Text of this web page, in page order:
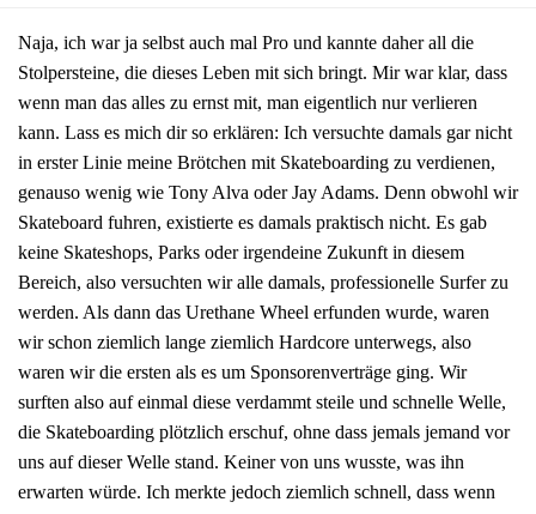
Naja, ich war ja selbst auch mal Pro und kannte daher all die
Stolpersteine, die dieses Leben mit sich bringt. Mir war klar, dass
wenn man das alles zu ernst mit, man eigentlich nur verlieren
kann. Lass es mich dir so erklären: Ich versuchte damals gar nicht
in erster Linie meine Brötchen mit Skateboarding zu verdienen,
genauso wenig wie Tony Alva oder Jay Adams. Denn obwohl wir
Skateboard fuhren, existierte es damals praktisch nicht. Es gab
keine Skateshops, Parks oder irgendeine Zukunft in diesem
Bereich, also versuchten wir alle damals, professionelle Surfer zu
werden. Als dann das Urethane Wheel erfunden wurde, waren
wir schon ziemlich lange ziemlich Hardcore unterwegs, also
waren wir die ersten als es um Sponsorenverträge ging. Wir
surften also auf einmal diese verdammt steile und schnelle Welle,
die Skateboarding plötzlich erschuf, ohne dass jemals jemand vor
uns auf dieser Welle stand. Keiner von uns wusste, was ihn
erwarten würde. Ich merkte jedoch ziemlich schnell, dass wenn